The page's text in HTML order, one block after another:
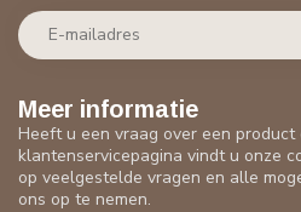
Meer informatie
Heeft u een vraag over een
klantenservicepagina vindt u onze
op veelgestelde vragen en alle
ons op te nemen.